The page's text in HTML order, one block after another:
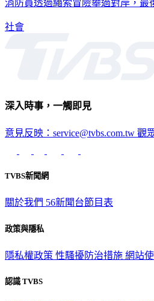
消防員透過繩索冒險攀過對岸，最
社會
深入時事，一觸即見
意見反映：service@tvbs.com.tw 觀
TVBS新聞網
關於我們 56新聞台節目表
政策與隱私
隱私權政策 性騷擾防治措施 網站
認識 TVBS